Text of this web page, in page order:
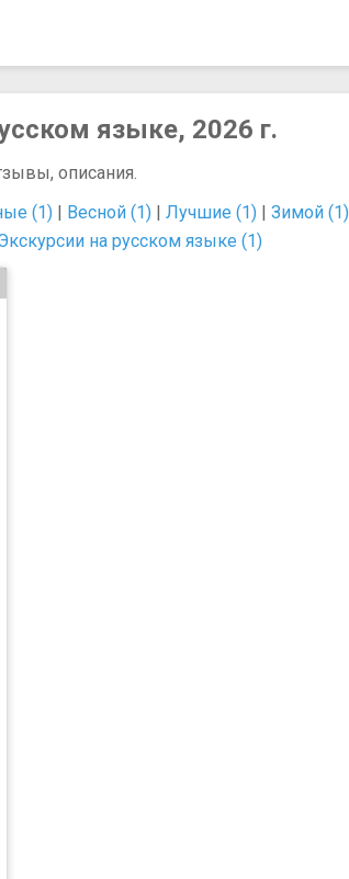
языке, 2026 г.
описания.
(1) | Весной (1) | Лучшие (1) | Зимой (1)
на русском языке (1)